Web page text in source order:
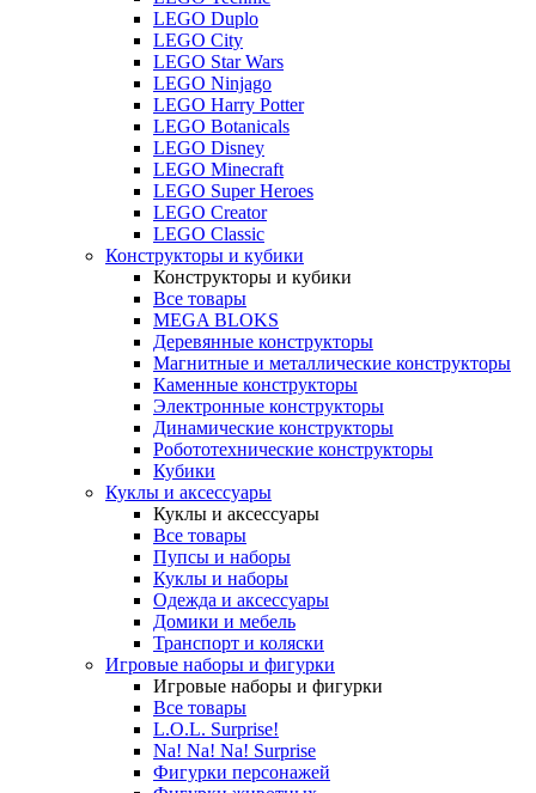
LEGO Duplo
LEGO City
LEGO Star Wars
LEGO Ninjago
LEGO Harry Potter
LEGO Botanicals
LEGO Disney
LEGO Minecraft
LEGO Super Heroes
LEGO Creator
LEGO Classic
Конструкторы и кубики
Конструкторы и кубики
Все товары
MEGA BLOKS
Деревянные конструкторы
Магнитные и металлические конструкторы
Каменные конструкторы
Электронные конструкторы
Динамические конструкторы
Робототехнические конструкторы
Кубики
Куклы и аксессуары
Куклы и аксессуары
Все товары
Пупсы и наборы
Куклы и наборы
Одежда и аксессуары
Домики и мебель
Транспорт и коляски
Игровые наборы и фигурки
Игровые наборы и фигурки
Все товары
L.O.L. Surprise!
Na! Na! Na! Surprise
Фигурки персонажей